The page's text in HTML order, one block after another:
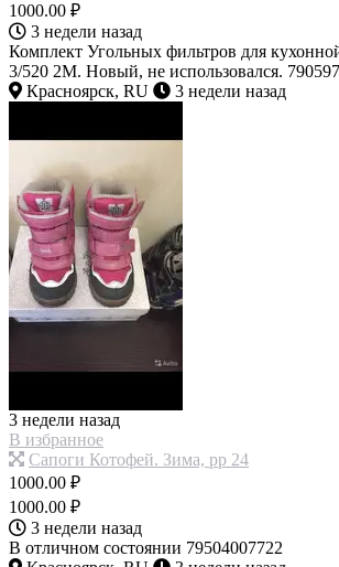
1000.00 ₽
3 недели назад
Комплект Угольных фильтров для
3/520 2M. Новый, не использовался.
Красноярск, RU
3 недели назад
3 недели назад
В избранное
Сапоги Котофей. Зима, рр 24
1000.00 ₽
1000.00 ₽
3 недели назад
В отличном состоянии 79504007722